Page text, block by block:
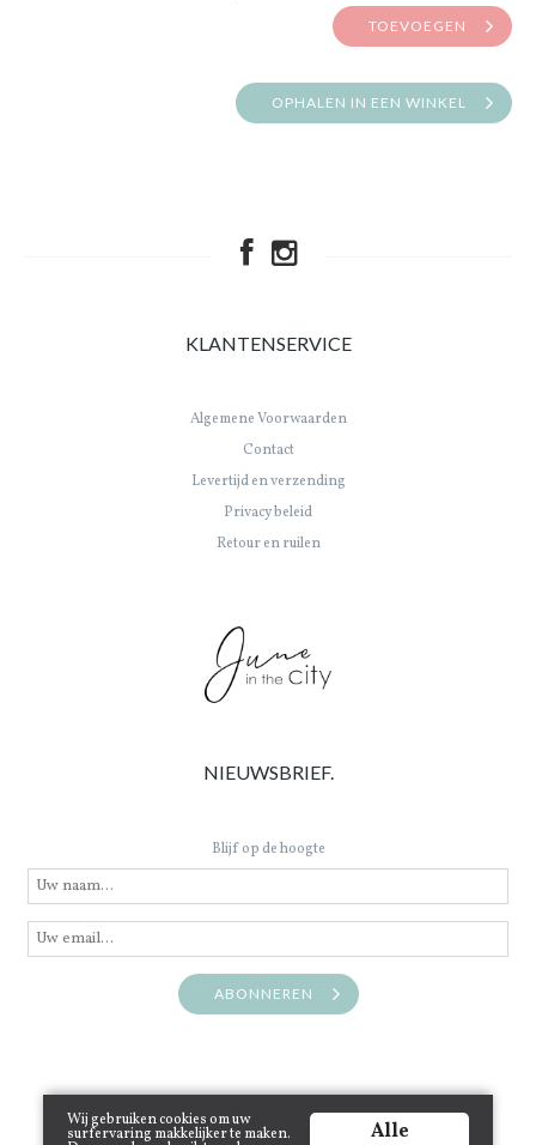
TOEVOEGEN
OPHALEN IN EEN WINKEL
KLANTENSERVICE
Algemene Voorwaarden
Contact
Levertijd en verzending
Privacy beleid
Retour en ruilen
NIEUWSBRIEF.
Blijf op de hoogte
ABONNEREN
Wij gebruiken cookies om uw
surfervaring makkelijker te maken.
Alle